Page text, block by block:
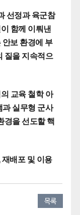
선정과 육군참
함께 이뤄낸
보 환경에 부
질을 지속적으
교육 철학 아
실무형 군사
경을 선도할 핵
배포 및 이용
목록